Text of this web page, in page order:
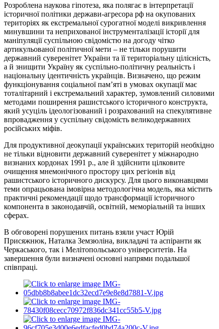
Розроблена наукова гіпотеза, яка полягає в інтерпретації
історичної політики держави-агресора рф на окупованих
територіях як екстремальної сурогатної моделі викривлення
минувшини та неприхованої інструменталізації історії для
маніпуляції суспільною свідомістю на догоду чітко
артикульованої політичної мети – не тільки порушити
державний суверенітет України та її територіальну цілісність,
а й знищити Україну як суспільно-політичну реальність і
національну ідентичність українців. Визначено, що режим
функціонування соціальної пам’яті в умовах окупації має
тоталітарний і екстремальний характер, зумовлений силовими
методами поширення рашистського історичного конструкта,
який усуціль ідеологізований і розрахований на спекулятивне
впровадження у суспільну свідомість великодержавних
російських міфів.
Для продуктивної деокупації українських територій необхідно
не тільки відновити державний суверенітет у міжнародно
визнаних кордонах 1991 р., але й здійснити цілковите
очищення мнемонічного простору цих регіонів від
рашистського історичного дискурсу. Для цього виконавцями
теми опрацьована імовірна методологічна модель, яка містить
практичні рекомендації щодо трансформації історичного
компонента в законодавчій, освітній, меморіальній та інших
сферах.
В обговорені порушених питань взяли участ Юрій
Присяжнюк, Наталка Земзюліна, викладачі та аспіранти як
Черкаського, так і Мелітопольського університетів. На
завершення були визначені основні напрями подальшої
співпраці.